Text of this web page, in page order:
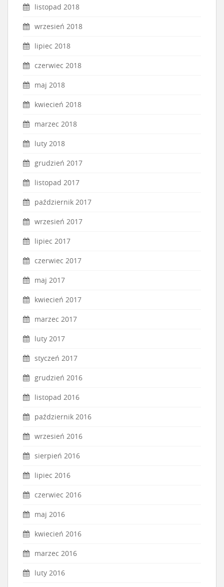
listopad 2018
wrzesień 2018
lipiec 2018
czerwiec 2018
maj 2018
kwiecień 2018
marzec 2018
luty 2018
grudzień 2017
listopad 2017
październik 2017
wrzesień 2017
lipiec 2017
czerwiec 2017
maj 2017
kwiecień 2017
marzec 2017
luty 2017
styczeń 2017
grudzień 2016
listopad 2016
październik 2016
wrzesień 2016
sierpień 2016
lipiec 2016
czerwiec 2016
maj 2016
kwiecień 2016
marzec 2016
luty 2016